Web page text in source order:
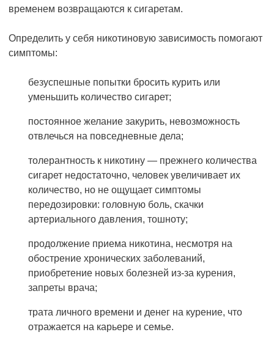
временем возвращаются к сигаретам.
Определить у себя никотиновую зависимость помогают
симптомы:
безуспешные попытки бросить курить или
уменьшить количество сигарет;
постоянное желание закурить, невозможность
отвлечься на повседневные дела;
толерантность к никотину — прежнего количества
сигарет недостаточно, человек увеличивает их
количество, но не ощущает симптомы
передозировки: головную боль, скачки
артериального давления, тошноту;
продолжение приема никотина, несмотря на
обострение хронических заболеваний,
приобретение новых болезней из-за курения,
запреты врача;
трата личного времени и денег на курение, что
отражается на карьере и семье.